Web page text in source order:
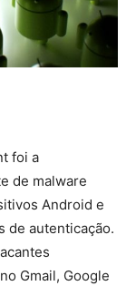
foi a
de malware
Android e
de autenticação.
Gmail, Google